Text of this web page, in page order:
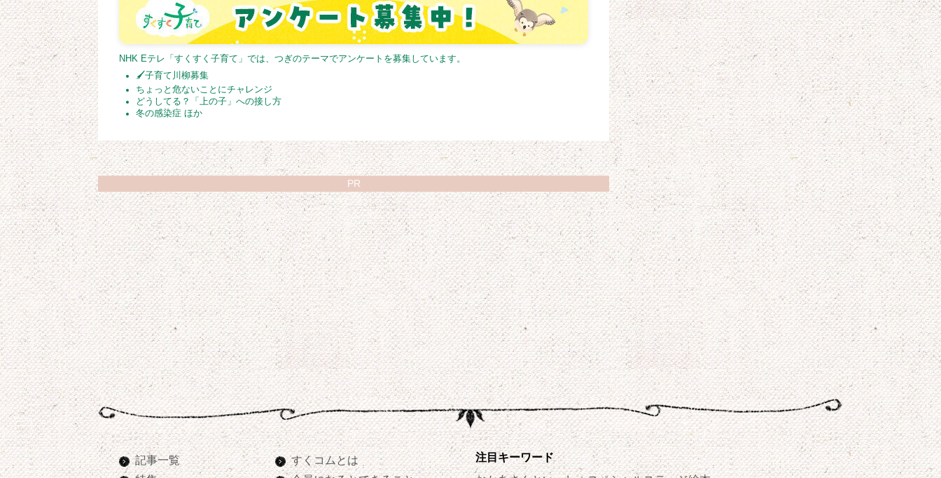
NHK Eテレ「すくすく子育て」では、つぎのテーマでアンケートを募集しています。
🖌子育て川柳募集
ちょっと危ないことにチャレンジ
どうしてる？「上の子」への接し方
冬の感染症 ほか
PR
記事一覧
すくコムとは
注目キーワード